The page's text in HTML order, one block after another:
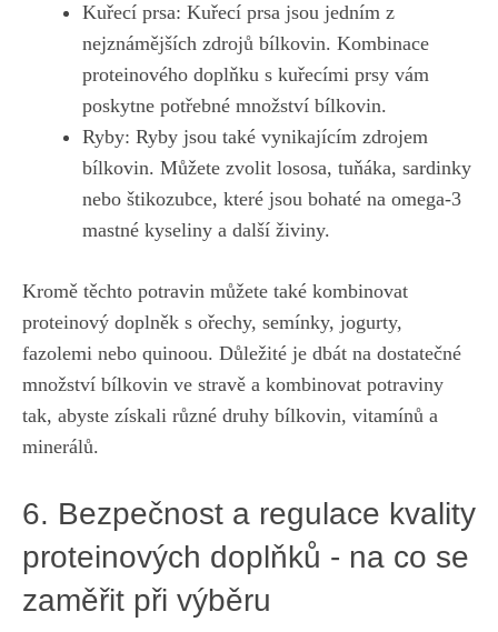
Kuřecí prsa: Kuřecí prsa jsou jedním z
nejznámějších zdrojů bílkovin. Kombinace
proteinového‌ doplňku s kuřecími ‌prsy​ vám ​
poskytne potřebné ⁣množství ⁢bílkovin.
Ryby:⁤ Ryby jsou také vynikajícím zdrojem
bílkovin. ⁢Můžete zvolit lososa, tuňáka, sardinky
nebo štikozubce, které jsou bohaté ‍na omega-3
⁣mastné kyseliny a⁣ další živiny.
Kromě⁣ těchto potravin⁤ můžete‌ také‌ kombinovat
⁤proteinový⁣ doplněk s ořechy, semínky, jogurty,
fazolemi nebo quinoou. Důležité je dbát na dostatečné
množství bílkovin ve stravě ⁣a kombinovat potraviny
tak, ​abyste získali⁤ různé⁣ druhy⁣ bílkovin, vitamínů ⁤a
minerálů.
6. ‌Bezpečnost ⁤a regulace kvality
proteinových doplňků ‌- na ​co se
‌zaměřit při ⁣výběru